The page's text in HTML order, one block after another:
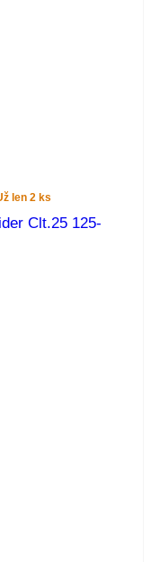
len 2 ks
Clt.25 125-